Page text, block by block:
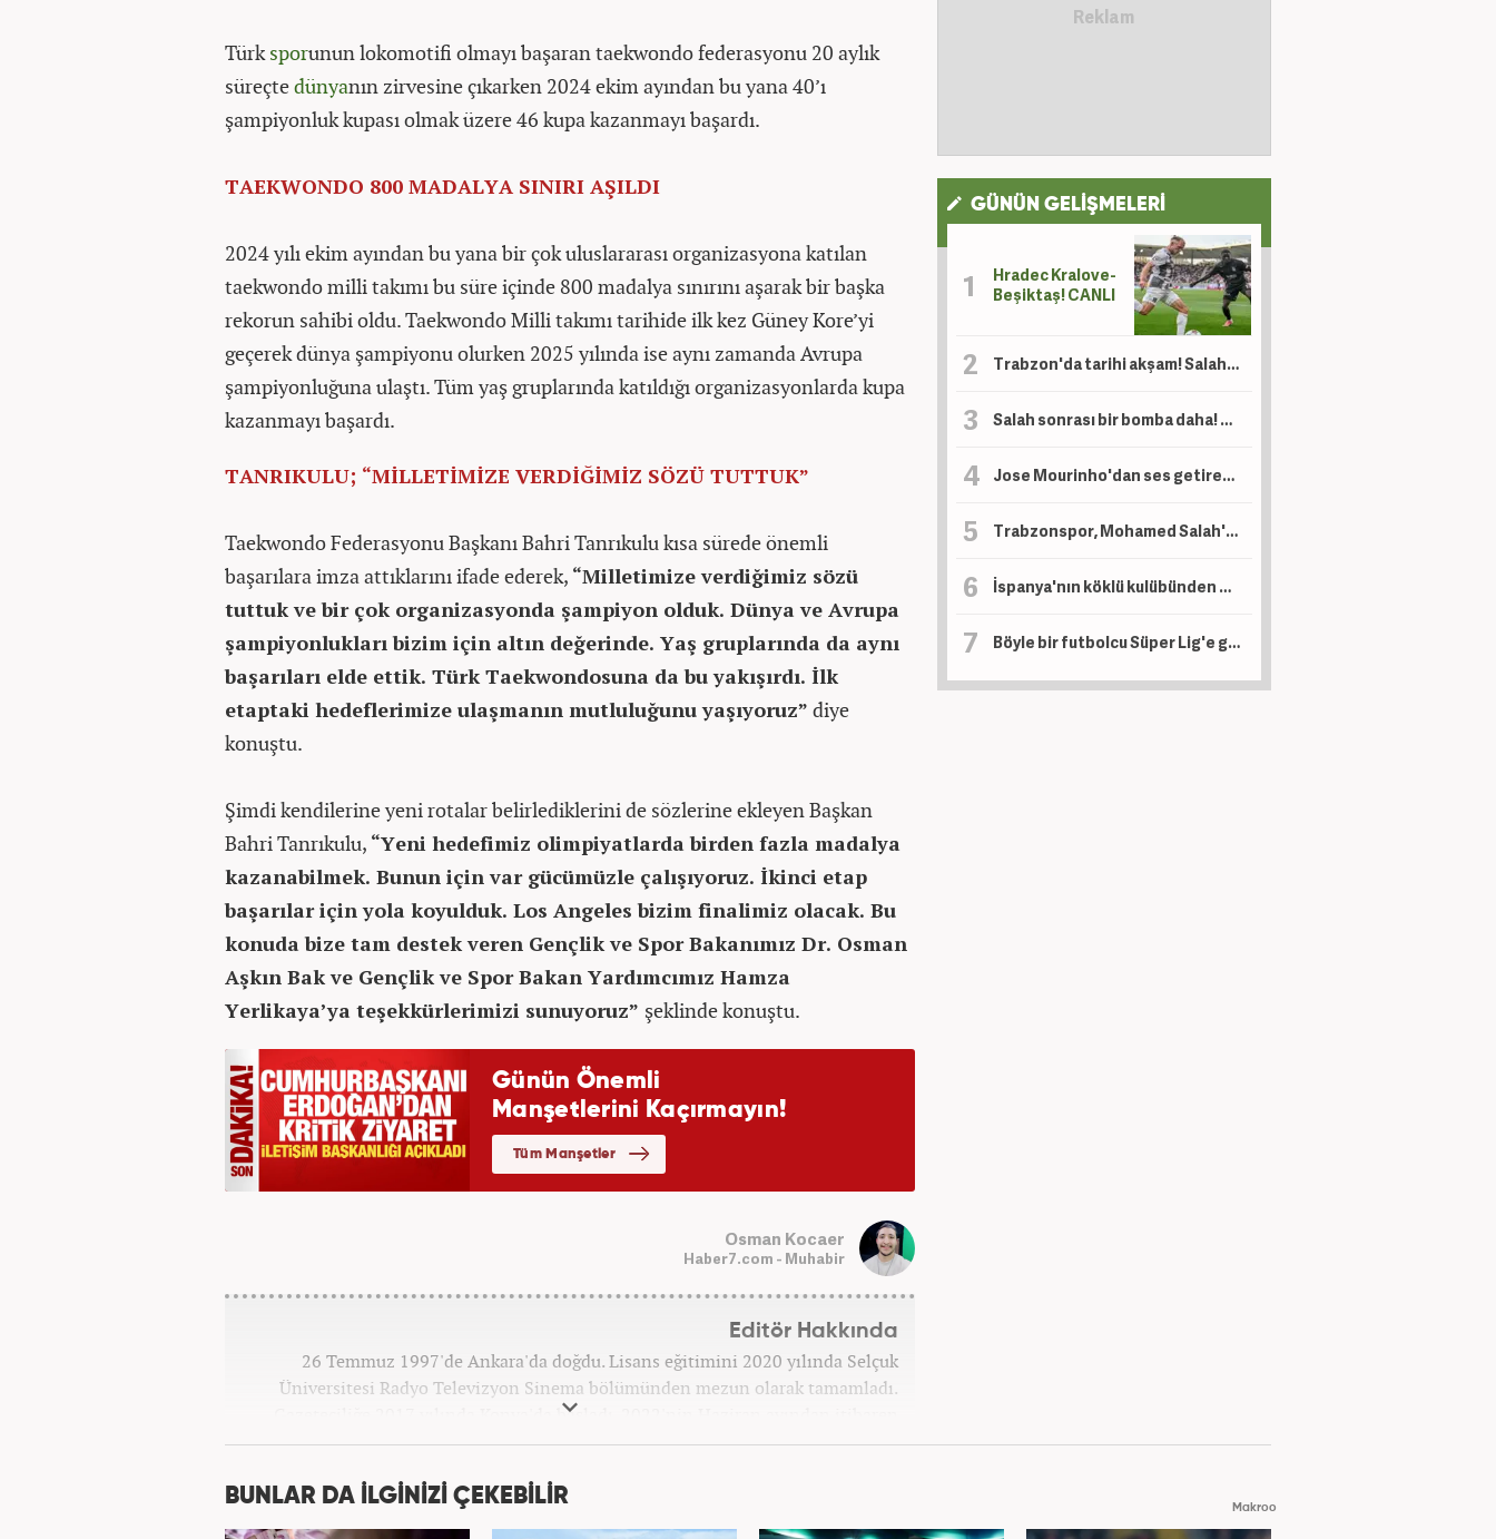
Türksporunun lokomotifi olmayı başaran taekwondo federasyonu 20 aylık
süreçtedünyanın zirvesine çıkarken 2024 ekim ayından bu yana 40’ı
şampiyonluk kupası olmak üzere 46 kupa kazanmayı başardı.
TAEKWONDO 800 MADALYA SINIRI AŞILDI
2024 yılı ekim ayından bu yana bir çok uluslararası organizasyona katılan
taekwondo milli takımı bu süre içinde 800 madalya sınırını aşarak bir başka
rekorun sahibi oldu. Taekwondo Milli takımı tarihide ilk kez Güney Kore’yi
geçerek dünya şampiyonu olurken 2025 yılında ise aynı zamanda Avrupa
şampiyonluğuna ulaştı. Tüm yaş gruplarında katıldığı organizasyonlarda kupa
kazanmayı başardı.
TANRIKULU; “MİLLETİMİZE VERDİĞİMİZ SÖZÜ TUTTUK”
Taekwondo Federasyonu Başkanı Bahri Tanrıkulu kısa sürede önemli
başarılara imza attıklarını ifade ederek, “Milletimize verdiğimiz sözü
tuttuk ve bir çok organizasyonda şampiyon olduk. Dünya ve Avrupa
şampiyonlukları bizim için altın değerinde. Yaş gruplarında da aynı
başarıları elde ettik. Türk Taekwondosuna da bu yakışırdı. İlk
etaptaki hedeflerimize ulaşmanın mutluluğunu yaşıyoruz” diye
konuştu.
Şimdi kendilerine yeni rotalar belirlediklerini de sözlerine ekleyen Başkan
Bahri Tanrıkulu, “Yeni hedefimiz olimpiyatlarda birden fazla madalya
kazanabilmek. Bunun için var gücümüzle çalışıyoruz. İkinci etap
başarılar için yola koyulduk. Los Angeles bizim finalimiz olacak. Bu
konuda bize tam destek veren Gençlik ve Spor Bakanımız Dr. Osman
Aşkın Bak ve Gençlik ve Spor Bakan Yardımcımız Hamza
Yerlikaya’ya teşekkürlerimizi sunuyoruz” şeklinde konuştu.
Osman Kocaer
Haber7.com - Muhabir
Editör Hakkında
26 Temmuz 1997'de Ankara'da doğdu. Lisans eğitimini 2020 yılında Selçuk
Üniversitesi Radyo Televizyon Sinema bölümünden mezun olarak tamamladı.
Gazeteciliğe 2017 yılında Konya'da başladı. 2022'nin Haziran ayından itibaren
Haber7.com'da mesleki hayatına devam etmektedir.
GÜNÜN GELİŞMELERİ
Hradec Kralove-
Beşiktaş! CANLI
Trabzon'da tarihi akşam! Salah binlerce kişinin önünde imza atıyor
Salah sonrası bir bomba daha! Trabzonspor'dan Lukaku hamlesi
Jose Mourinho'dan ses getirecek hamle! 140 milyon Euro'luk yıldız resmen açıklandı
Trabzonspor, Mohamed Salah'ın maliyetini açıkladı! İşte alacağı maaş
İspanya'nın köklü kulübünden Beşiktaş'ın genç golcüsü için teklif
Böyle bir futbolcu Süper Lig'e gelmedi! Premier Lig'in en golcüsü artık Trabzonspor'da
BUNLAR DA İLGİNİZİ ÇEKEBİLİR Makroo